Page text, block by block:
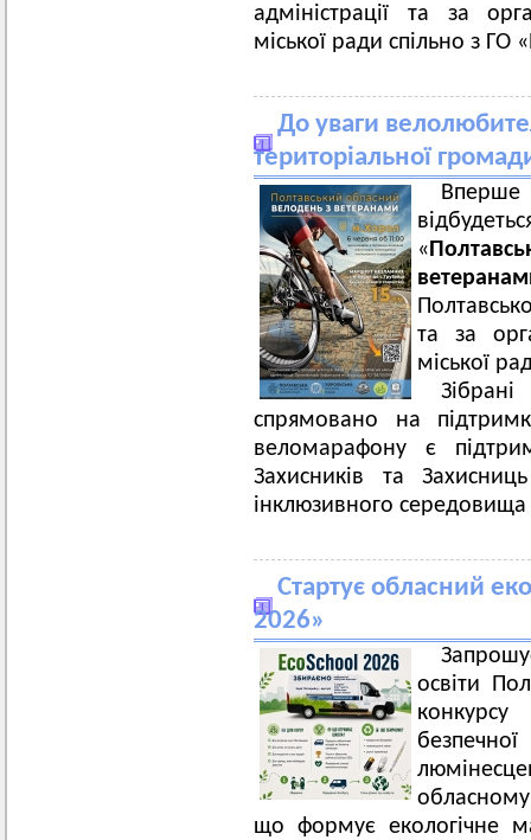
адміністрації та за
міської ради спільно з
До уваги
територіальної
«
та за
міської
спрямовано на
веломарафону є
Захисників та
інклюзивного середовища
Стартує обласний
2026»
освіти
що формує екологічне